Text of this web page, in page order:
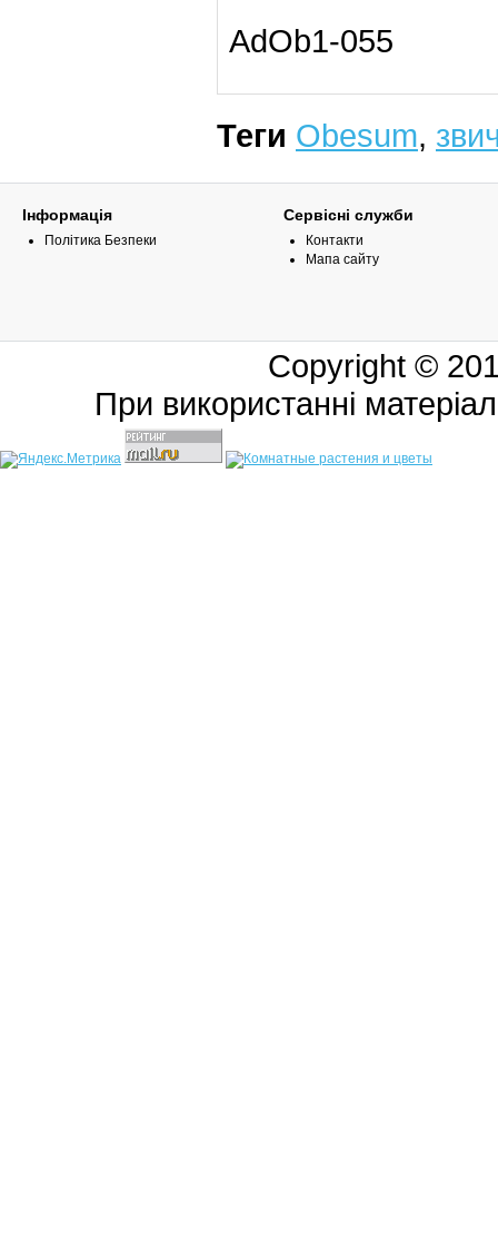
AdOb1-055
Теги Obesum,
Інформація
Політика Безпеки
Сервісні служби
Контакти
Мапа сайту
Copyright ©
При використанні